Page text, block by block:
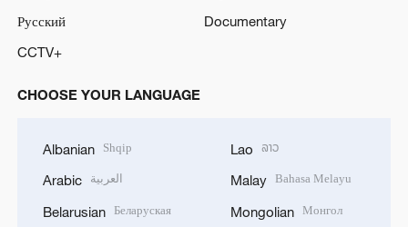
Русский
Documentary
CCTV+
CHOOSE YOUR LANGUAGE
Albanian Shqip
Arabic العربية
Belarusian Беларуская
Lao ລາວ
Malay Bahasa Melayu
Mongolian Монгол